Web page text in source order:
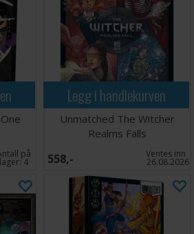
på
lager:4
Legg i handlekurven
Unmatched The Witcher
Realms Falls
558,- Ventes inn
26.08.2026